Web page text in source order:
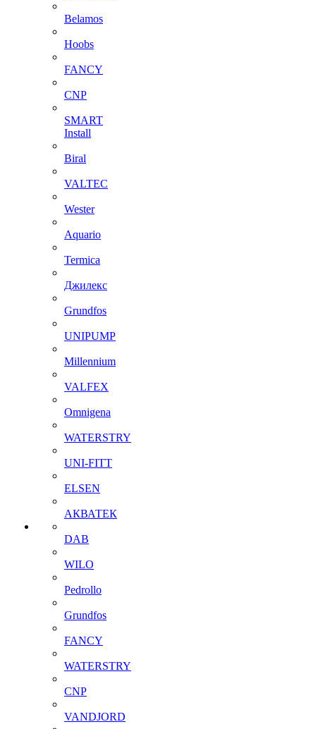
Belamos
Hoobs
FANCY
CNP
SMART
Install
Biral
VALTEC
Wester
Aquario
Termica
Джилекс
Grundfos
UNIPUMP
Millennium
VALFEX
Omnigena
WATERSTRY
UNI-FITT
ELSEN
АКВАТЕК
DAB
WILO
Pedrollo
Grundfos
FANCY
WATERSTRY
CNP
VANDJORD